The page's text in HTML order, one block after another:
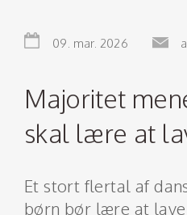
09. mar. 2026
Majoritet
skal lære at
Et stort flertal af
børn bør lære at